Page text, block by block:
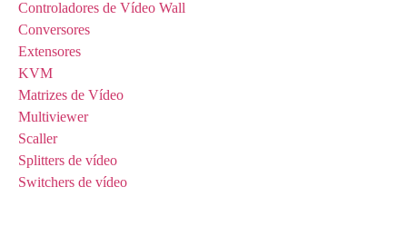
Controladores de Vídeo Wall
Conversores
Extensores
KVM
Matrizes de Vídeo
Multiviewer
Scaller
Splitters de vídeo
Switchers de vídeo